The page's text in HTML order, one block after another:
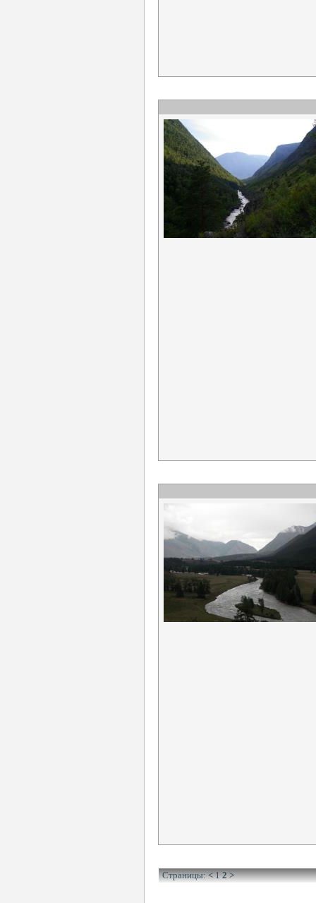
Страницы:< 1 2 >